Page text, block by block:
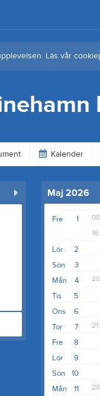
Läs vår
Kalender
Maj 2026
1
Fre
2
Lör
3
Sön
4
Mån
5
Tis
6
Ons
7
Tor
8
Fre
9
Lör
10
Sön
11
Mån